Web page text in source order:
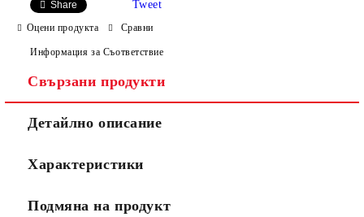
Share Tweet
Оцени продукта Сравни
Информация за Съответствие
Свързани продукти
Детайлно описание
Характеристики
Подмяна на продукт